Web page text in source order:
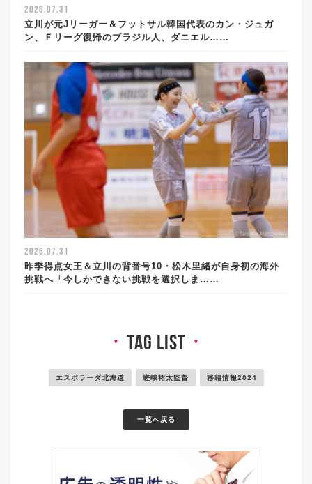
2026.07.31
立川が元Jリーガー＆フットサル韓国代表のカン・ジュガ
ン、Ｆリーグ復帰のブラジル人、ダニエル……
2026.07.31
昨季得点女王＆立川の背番号10・松木里緒が自身初の海外
挑戦へ「今しかできない挑戦を選択しま……
▼ tag list ▼
エスポラーダ北海道 嵯峨祐太監督 移籍情報2024
一覧へ戻る